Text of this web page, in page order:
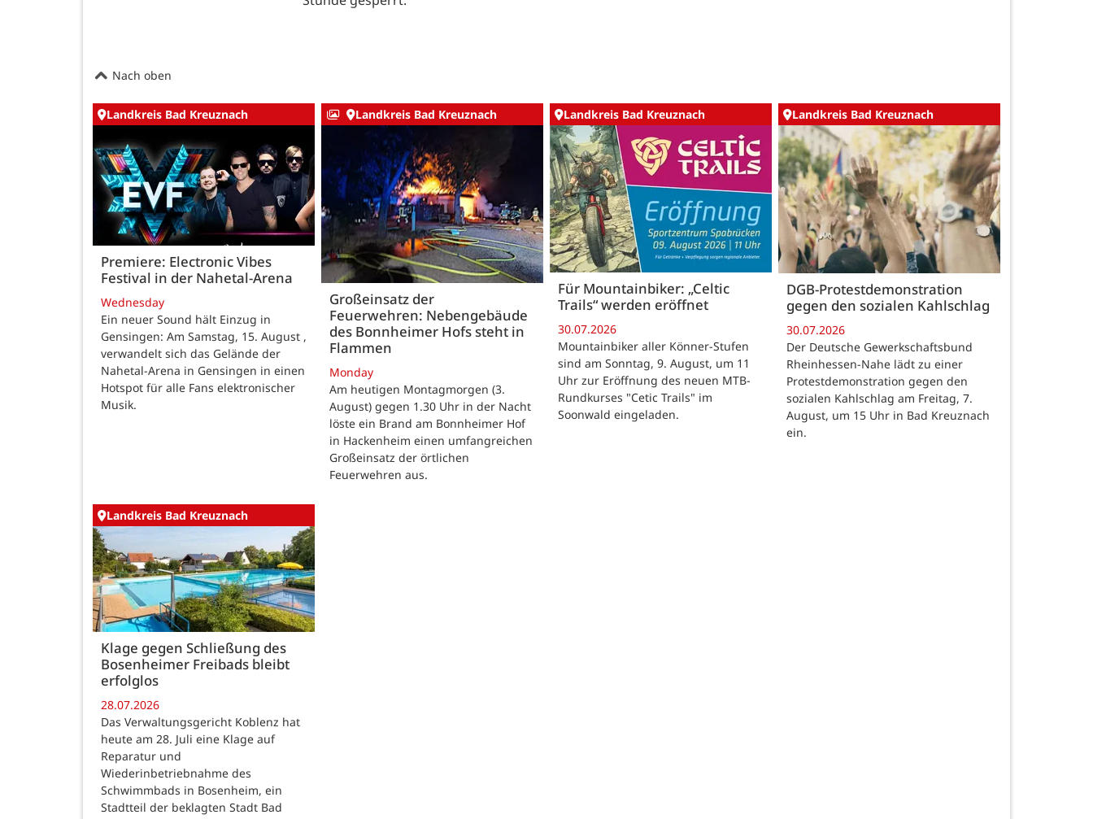
Nach oben
Landkreis Bad Kreuznach
Premiere: Electronic Vibes
Festival in der Nahetal-Arena
Wednesday
Ein neuer Sound hält Einzug in
Gensingen: Am Samstag, 15. August ,
verwandelt sich das Gelände der
Nahetal-Arena in Gensingen in einen
Hotspot für alle Fans elektronischer
Musik.
Landkreis Bad Kreuznach
Großeinsatz der
Feuerwehren: Nebengebäude
des Bonnheimer Hofs steht in
Flammen
Monday
Am heutigen Montagmorgen (3.
August) gegen 1.30 Uhr in der Nacht
löste ein Brand am Bonnheimer Hof
in Hackenheim einen umfangreichen
Großeinsatz der örtlichen
Feuerwehren aus.
Landkreis Bad Kreuznach
Für Mountainbiker: „Celtic
Trails“ werden eröffnet
30.07.2026
Mountainbiker aller Könner-Stufen
sind am Sonntag, 9. August, um 11
Uhr zur Eröffnung des neuen MTB-
Rundkurses "Cetic Trails" im
Soonwald eingeladen.
Landkreis Bad Kreuznach
DGB-Protestdemonstration
gegen den sozialen Kahlschlag
30.07.2026
Der Deutsche Gewerkschaftsbund
Rheinhessen-Nahe lädt zu einer
Protestdemonstration gegen den
sozialen Kahlschlag am Freitag, 7.
August, um 15 Uhr in Bad Kreuznach
ein.
Landkreis Bad Kreuznach
Klage gegen Schließung des
Bosenheimer Freibads bleibt
erfolglos
28.07.2026
Das Verwaltungsgericht Koblenz hat
heute am 28. Juli eine Klage auf
Reparatur und
Wiederinbetriebnahme des
Schwimmbads in Bosenheim, ein
Stadtteil der beklagten Stadt Bad